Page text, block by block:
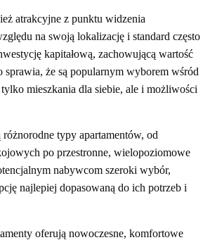
atrakcyjne z punktu widzenia
na swoją lokalizację i standard często
kapitałową, zachowującą wartość
sprawia, że są popularnym wyborem wśród
mieszkania dla siebie, ale i możliwości
typy apartamentów, od
po przestronne, wielopoziomowe
nabywcom szeroki wybór,
najlepiej dopasowaną do ich potrzeb i
oferują nowoczesne, komfortowe